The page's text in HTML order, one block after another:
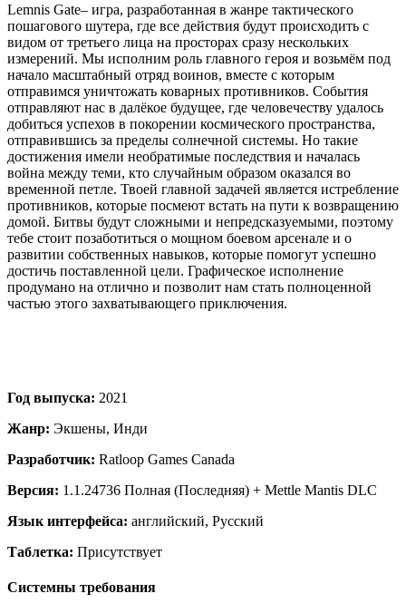
Lemnis Gate– игра, разработанная в жанре тактического
пошагового шутера, где все действия будут происходить с
видом от третьего лица на просторах сразу нескольких
измерений. Мы исполним роль главного героя и возьмём под
начало масштабный отряд воинов, вместе с которым
отправимся уничтожать коварных противников. События
отправляют нас в далёкое будущее, где человечеству удалось
добиться успехов в покорении космического пространства,
отправившись за пределы солнечной системы. Но такие
достижения имели необратимые последствия и началась
война между теми, кто случайным образом оказался во
временной петле. Твоей главной задачей является истребление
противников, которые посмеют встать на пути к возвращению
домой. Битвы будут сложными и непредсказуемыми, поэтому
тебе стоит позаботиться о мощном боевом арсенале и о
развитии собственных навыков, которые помогут успешно
достичь поставленной цели. Графическое исполнение
продумано на отлично и позволит нам стать полноценной
частью этого захватывающего приключения.
Год выпуска: 2021
Жанр: Экшены, Инди
Разработчик: Ratloop Games Canada
Версия: 1.1.24736 Полная (Последняя) + Mettle Mantis DLC
Язык интерфейса: английский, Русский
Таблетка: Присутствует
Системны требования